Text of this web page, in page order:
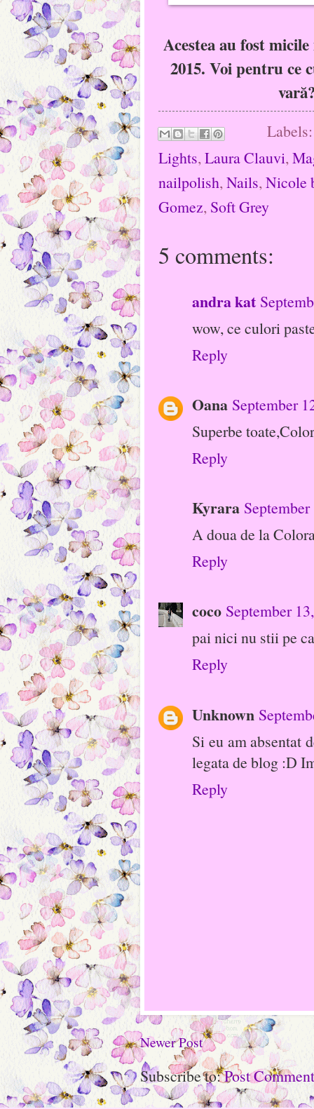
Acestea au fost
2015. Voi pentru ce
Lights,Laura Clauvi,
nailpolish,Nails,Nicole
Gomez, Soft Grey
5 comments:
andra kat
wow, ce culori
Reply
Oana September
Superbe
Reply
Kyrara
A doua de la
Reply
coco September
pai nici nu stii pe
Reply
Unknown
Si eu am absentat
legata de blog :D
Reply
Newer Post
Subscribe to:Post